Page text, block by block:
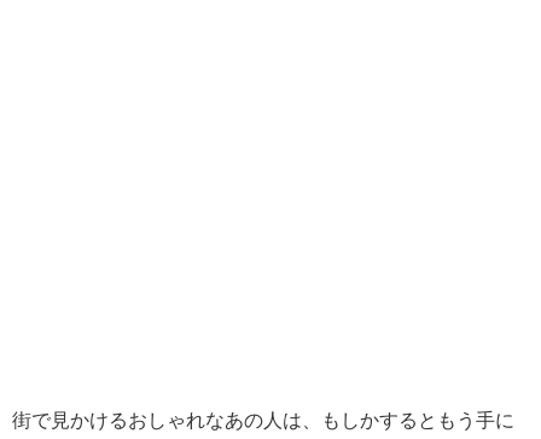
街で見かけるおしゃれなあの人は、もしかするともう手に